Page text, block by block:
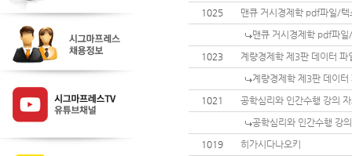
1025
맨큐 거시경제학 pdf파일/텍
맨큐 거시경제학 pdf파
1023
계량경제학 제3판 데이터 파
계량경제학 제3판 데이터
1021
공학심리와 인간수행 강의
공학심리와 인간수행 강
1019
히가시다나오키